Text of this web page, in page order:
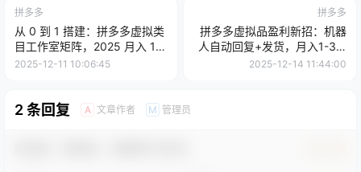
拼多多
从 0 到 1 搭建：拼多多虚拟类
目工作室矩阵，2025 月入 1-
5W 指南
2025-12-11 10:06:45
拼多多
拼多多虚拟品盈利新招：机器
人自动回复+发货，月入1-3W
不踩坑
2025-12-14 11:44:00
2 条回复 A 文章作者 M 管理员